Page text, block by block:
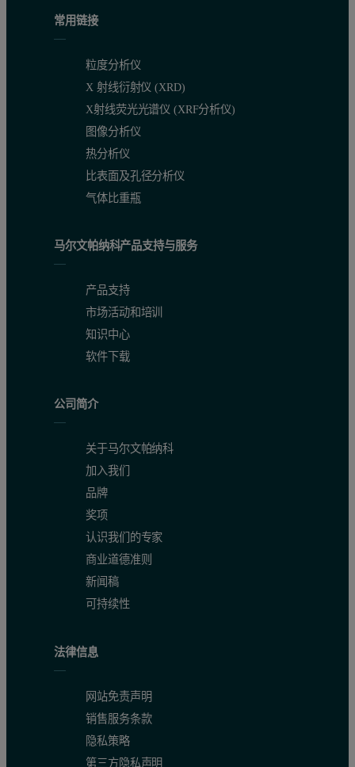
常用链接
粒度分析仪
X 射线衍射仪 (XRD)
X射线荧光光谱仪 (XRF分析仪)
图像分析仪
热分析仪
比表面及孔径分析仪
气体比重瓶
马尔文帕纳科产品支持与服务
产品支持
市场活动和培训
知识中心
软件下载
公司简介
关于马尔文帕纳科
加入我们
品牌
奖项
认识我们的专家
商业道德准则
新闻稿
可持续性
法律信息
网站免责声明
销售服务条款
隐私策略
第三方隐私声明